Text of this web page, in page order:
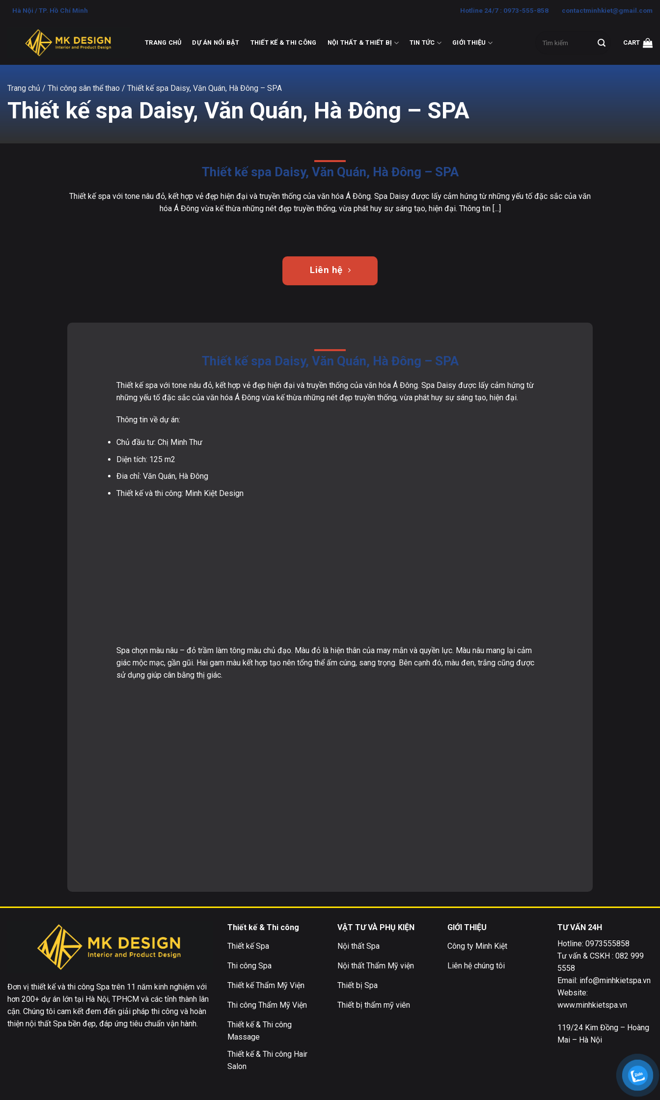
ChuyểnHà Nội / TP. Hồ Chí Minh Hotline 24/7 : 0973-555-858 contactminhkiet@gmail.com
TRANG CHỦ DỰ ÁN NỔI BẬT THIẾT KẾ & THI CÔNG NỘI THẤT & THIẾT BỊ TIN TỨC GIỚI THIỆU
for:
CART
Trang chủ / Thi công sân thể thao / Thiết kế spa Daisy, Văn Quán, Hà Đông – SPA
Thiết kế spa Daisy, Văn Quán, Hà Đông – SPA
Thiết kế spa Daisy, Văn Quán, Hà Đông – SPA
Thiết kế spa với tone nâu đỏ, kết hợp vẻ đẹp hiện đại và truyền thống của văn hóa Á Đông. Spa Daisy được lấy cảm hứng từ những yếu tố đặc sắc của văn
hóa Á Đông vừa kế thừa những nét đẹp truyền thống, vừa phát huy sự sáng tạo, hiện đại. Thông tin [...]
Liên hệ
Thiết kế spa Daisy, Văn Quán, Hà Đông – SPA
Thiết kế spa với tone nâu đỏ, kết hợp vẻ đẹp hiện đại và truyền thống của văn hóa Á Đông. Spa Daisy được lấy cảm hứng từ
những yếu tố đặc sắc của văn hóa Á Đông vừa kế thừa những nét đẹp truyền thống, vừa phát huy sự sáng tạo, hiện đại.
Thông tin về dự án:
Chủ đầu tư: Chị Minh Thư
Diện tích: 125 m2
Đia chỉ: Văn Quán, Hà Đông
Thiết kế và thi công: Minh Kiệt Design
Spa chọn màu nâu – đỏ trầm làm tông màu chủ đạo. Màu đỏ là hiện thân của may mắn và quyền lực. Màu nâu mang lại cảm
giác mộc mạc, gần gũi. Hai gam màu kết hợp tạo nên tổng thể ấm cúng, sang trọng. Bên cạnh đó, màu đen, trắng cũng được
sử dụng giúp cân bằng thị giác.
Đơn vị thiết kế và thi công Spa trên 11 năm kinh nghiệm với
hơn 200+ dự án lớn tại Hà Nội, TPHCM và các tỉnh thành lân
cận. Chúng tôi cam kết đem đến giải pháp thi công và hoàn
thiện nội thất Spa bền đẹp, đáp ứng tiêu chuẩn vận hành.
Thiết kế & Thi công
Thiết kế Spa
Thi công Spa
Thiết kế Thẩm Mỹ Viện
Thi công Thẩm Mỹ Viện
Thiết kế & Thi công
Massage
Thiết kế & Thi công Hair
Salon
VẬT TƯ VÀ PHỤ KIỆN
Nội thất Spa
Nội thất Thẩm Mỹ viện
Thiết bị Spa
Thiết bị thẩm mỹ viên
GIỚI THIỆU
Công ty Minh Kiệt
Liên hệ chúng tôi
TƯ VẤN 24H
Hotline: 0973555858
Tư vấn & CSKH : 082 999
5558
Email: info@minhkietspa.vn
Website:
www.minhkietspa.vn
119/24 Kim Đồng – Hoàng
Mai – Hà Nội